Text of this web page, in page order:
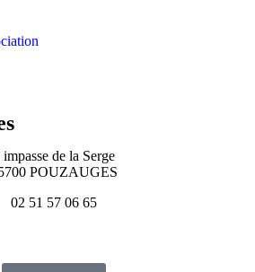
impasse de la Serge
POUZAUGES
02 51 57 06 65